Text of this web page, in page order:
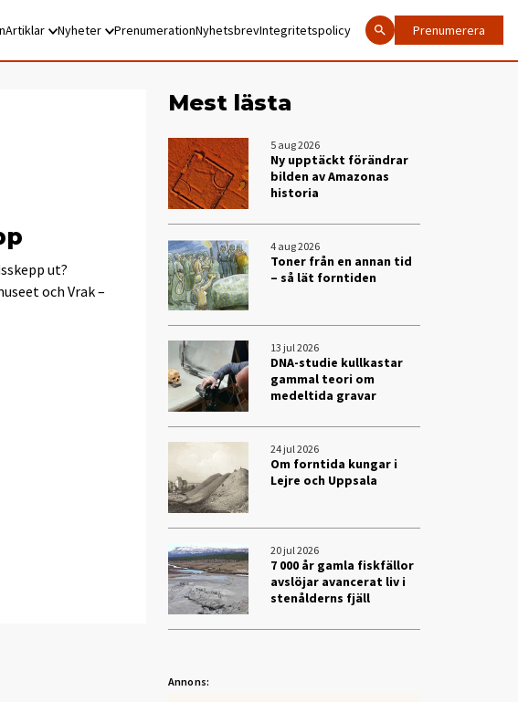
Artiklar Nyheter PrenumerationNyhetsbrevIntegritetspolicy Prenumerera
ut?
och Vrak –
Mest lästa
5 aug 2026
Ny upptäckt förändrar
bilden av Amazonas
historia
4 aug 2026
Toner från en annan tid
– så lät forntiden
13 jul 2026
DNA-studie kullkastar
gammal teori om
medeltida gravar
24 jul 2026
Om forntida kungar i
Lejre och Uppsala
20 jul 2026
7 000 år gamla fiskfällor
avslöjar avancerat liv i
stenålderns fjäll
Annons: